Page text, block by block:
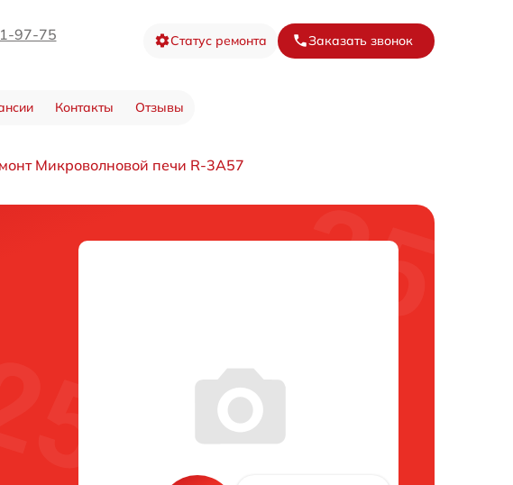
97-75 Статус ремонта Заказать звонок
Контакты Отзывы
Микроволновой печи R-3A57